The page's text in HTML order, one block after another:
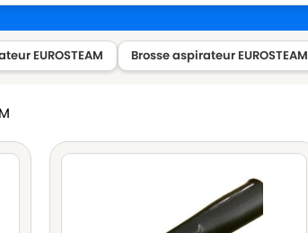
EUROSTEAM Brosse aspirateur EUROSTEAM